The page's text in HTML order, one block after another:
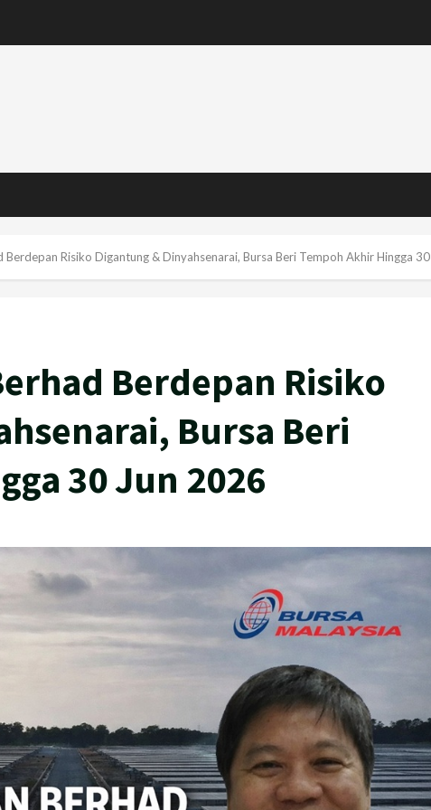
Berdepan Risiko Digantung & Dinyahsenarai, Bursa Beri Tempoh Akhir Hingga
Berdepan Risiko
Bursa Beri
30 Jun 2026